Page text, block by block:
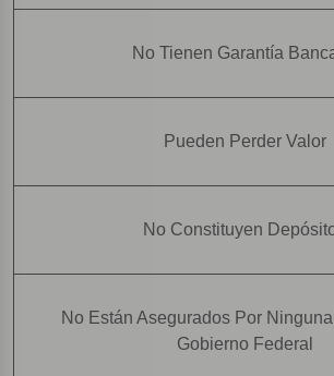
No Tienen Garantía
Pueden Perder Valor
No Constituyen
No Están Asegurados Por
Gobierno Federal